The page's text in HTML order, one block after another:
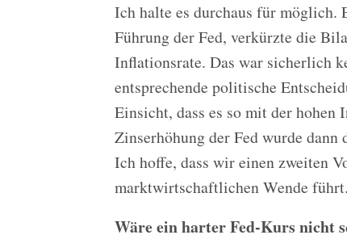
Ich halte es durchaus für möglich.
Führung der Fed, verkürzte die
Inflationsrate. Das war sicherlich
entsprechende politische
Einsicht, dass es so mit der
Zinserhöhung der Fed wurde
Ich hoffe, dass wir einen zweiten
marktwirtschaftlichen Wende führt.
Wäre ein harter Fed-Kurs nicht